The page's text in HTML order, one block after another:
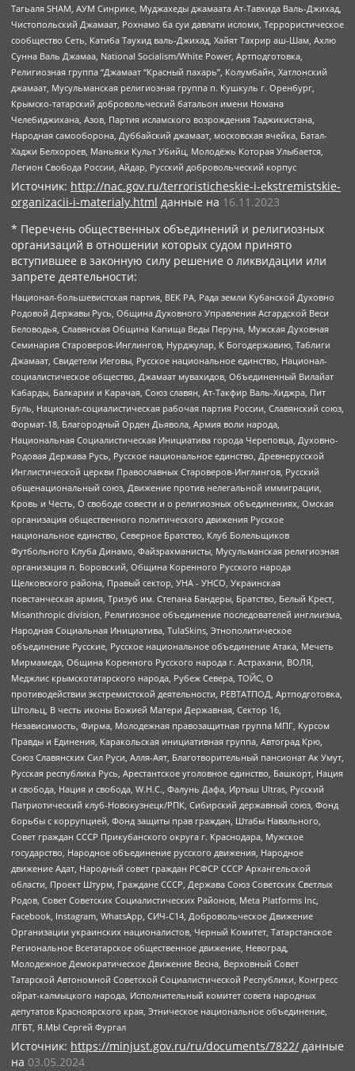
Тагьаля SHAM, АУМ Синрике, Муджахеды джамаата Ат-Тавхида Валь-Джихад,
Чистопольский Джамаат, Рохнамо ба суи давлати исломи, Террористическое
сообщество Сеть, Катиба Таухид валь-Джихад, Хайят Тахрир аш-Шам, Ахлю
Сунна Валь Джамаа, National Socialism/White Power, Артподготовка,
Религиозная группа “Джамаат “Красный пахарь”, Колумбайн, Хатлонский
джамаат, Мусульманская религиозная группа п. Кушкуль г. Оренбург,
Крымско-татарский добровольческий батальон имени Номана
Челебиджихана, Азов, Партия исламского возрождения Таджикистана,
Народная самооборона, Дуббайский джамаат, московская ячейка, Батал-
Хаджи Белхороев, Маньяки Культ Убийц, Молодёжь Которая Улыбается,
Легион Свобода России, Айдар, Русский добровольческий корпус
Источник: http://nac.gov.ru/terroristicheskie-i-ekstremistskie-
organizacii-i-materialy.html данные на 16.11.2023
* Перечень общественных объединений и религиозных
организаций в отношении которых судом принято
вступившее в законную силу решение о ликвидации или
запрете деятельности:
Национал-большевистская партия, ВЕК РА, Рада земли Кубанской Духовно
Родовой Державы Русь, Община Духовного Управления Асгардской Веси
Беловодья, Славянская Община Капища Веды Перуна, Мужская Духовная
Семинария Староверов-Инглингов, Нурджулар, К Богодержавию, Таблиги
Джамаат, Свидетели Иеговы, Русское национальное единство, Национал-
социалистическое общество, Джамаат мувахидов, Объединенный Вилайат
Кабарды, Балкарии и Карачая, Союз славян, Ат-Такфир Валь-Хиджра, Пит
Буль, Национал-социалистическая рабочая партия России, Славянский союз,
Формат-18, Благородный Орден Дьявола, Армия воли народа,
Национальная Социалистическая Инициатива города Череповца, Духовно-
Родовая Держава Русь, Русское национальное единство, Древнерусской
Инглистической церкви Православных Староверов-Инглингов, Русский
общенациональный союз, Движение против нелегальной иммиграции,
Кровь и Честь, О свободе совести и о религиозных объединениях, Омская
организация общественного политического движения Русское
национальное единство, Северное Братство, Клуб Болельщиков
Футбольного Клуба Динамо, Файзрахманисты, Мусульманская религиозная
организация п. Боровский, Община Коренного Русского народа
Щелковского района, Правый сектор, УНА - УНСО, Украинская
повстанческая армия, Тризуб им. Степана Бандеры, Братство, Белый Крест,
Misanthropic division, Религиозное объединение последователей инглиизма,
Народная Социальная Инициатива, TulaSkins, Этнополитическое
объединение Русские, Русское национальное объединение Атака, Мечеть
Мирмамеда, Община Коренного Русского народа г. Астрахани, ВОЛЯ,
Меджлис крымскотатарского народа, Рубеж Севера, ТОЙС, О
противодействии экстремистской деятельности, РЕВТАТПОД, Артподготовка,
Штольц, В честь иконы Божией Матери Державная, Сектор 16,
Независимость, Фирма, Молодежная правозащитная группа МПГ, Курсом
Правды и Единения, Каракольская инициативная группа, Автоград Крю,
Союз Славянских Сил Руси, Алля-Аят, Благотворительный пансионат Ак Умут,
Русская республика Русь, Арестантское уголовное единство, Башкорт, Нация
и свобода, Нация и свобода, W.H.С., Фалунь Дафа, Иртыш Ultras, Русский
Патриотический клуб-Новокузнецк/РПК, Сибирский державный союз, Фонд
борьбы с коррупцией, Фонд защиты прав граждан, Штабы Навального,
Совет граждан СССР Прикубанского округа г. Краснодара, Мужское
государство, Народное объединение русского движения, Народное
движение Адат, Народный совет граждан РСФСР СССР Архангельской
области, Проект Штурм, Граждане СССР, Держава Союз Советских Светлых
Родов, Совет Советских Социалистических Районов, Meta Platforms Inc,
Facebook, Instagram, WhatsApp, СИЧ-С14, Добровольческое Движение
Организации украинских националистов, Черный Комитет, Татарстанское
Региональное Всетатарское общественное движение, Невоград,
Молодежное Демократическое Движение Весна, Верховный Совет
Татарской Автономной Советской Социалистической Республики, Конгресс
ойрат-калмыцкого народа, Исполнительный комитет совета народных
депутатов Красноярского края, Этническое национальное объединение,
ЛГБТ, Я.МЫ Сергей Фургал
Источник: https://minjust.gov.ru/ru/documents/7822/ данные
на 03.05.2024